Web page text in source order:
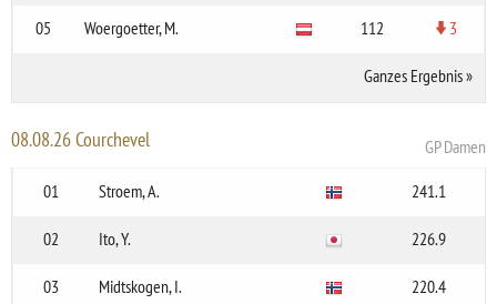
05 Woergoetter, M. 112 3
Ganzes Ergebnis»
08.08.26 Courchevel
GP Damen
01
Stroem, A. 241.1
02 Ito, Y. 226.9
03 Midtskogen, I. 220.4